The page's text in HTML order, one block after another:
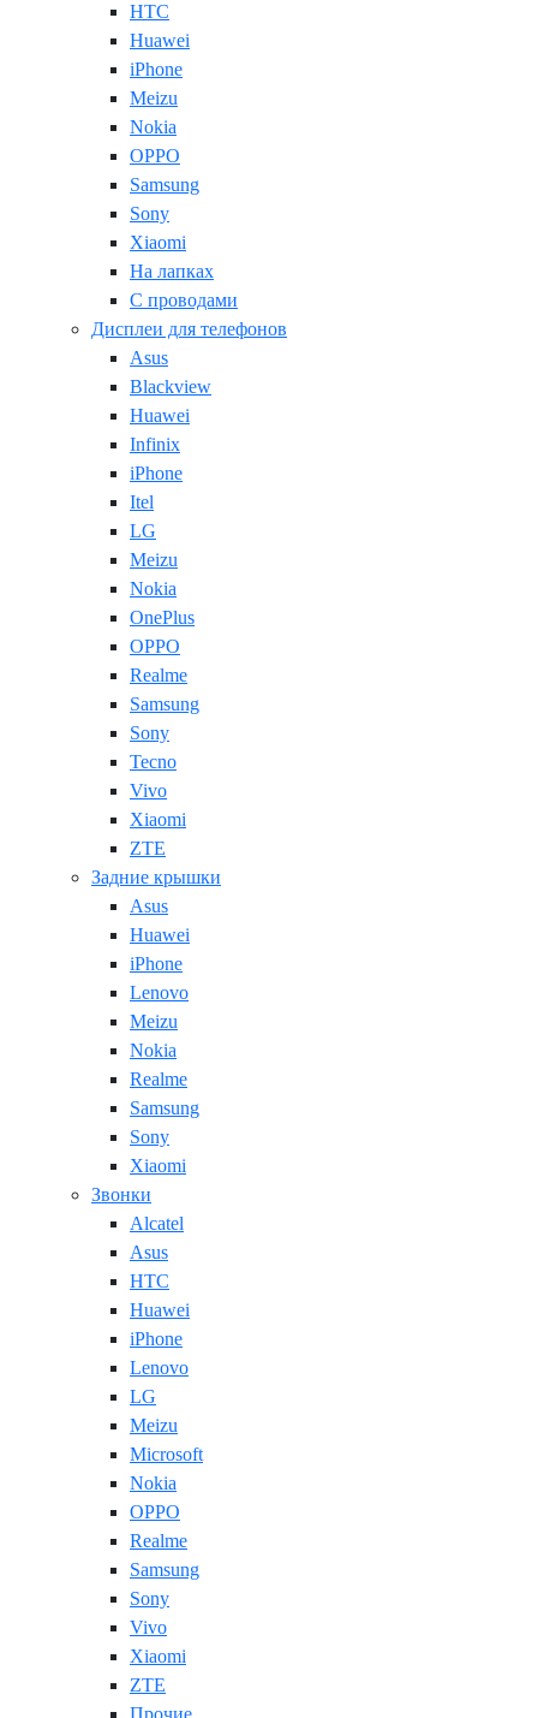
HTC
Huawei
iPhone
Meizu
Nokia
OPPO
Samsung
Sony
Xiaomi
На лапках
С проводами
Дисплеи для телефонов
Asus
Blackview
Huawei
Infinix
iPhone
Itel
LG
Meizu
Nokia
OnePlus
OPPO
Realme
Samsung
Sony
Tecno
Vivo
Xiaomi
ZTE
Задние крышки
Asus
Huawei
iPhone
Lenovo
Meizu
Nokia
Realme
Samsung
Sony
Xiaomi
Звонки
Alcatel
Asus
HTC
Huawei
iPhone
Lenovo
LG
Meizu
Microsoft
Nokia
OPPO
Realme
Samsung
Sony
Vivo
Xiaomi
ZTE